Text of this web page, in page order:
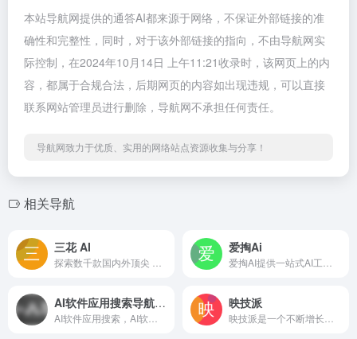
本站导航网提供的通答AI都来源于网络，不保证外部链接的准
确性和完整性，同时，对于该外部链接的指向，不由导航网实
际控制，在2024年10月14日 上午11:21收录时，该网页上的内
容，都属于合规合法，后期网页的内容如出现违规，可以直接
联系网站管理员进行删除，导航网不承担任何责任。
导航网致力于优质、实用的网络站点资源收集与分享！
相关导航
三花 AI 爱掏Ai
AI软件应用搜索导航平台 映技派